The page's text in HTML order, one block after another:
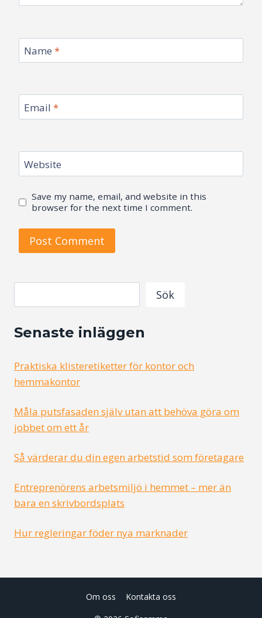
Name *
Email *
Website
Save my name, email, and website in this
browser for the next time I comment.
Sök
Senaste inläggen
Praktiska klisteretiketter för kontor och
hemmakontor
Måla putsfasaden själv utan att behöva göra om
jobbet om ett år
Så värderar du din egen arbetstid som företagare
Entreprenörens arbetsmiljö i hemmet – mer än
bara en skrivbordsplats
Hur regleringar föder nya marknader
Om oss
Kontakta oss